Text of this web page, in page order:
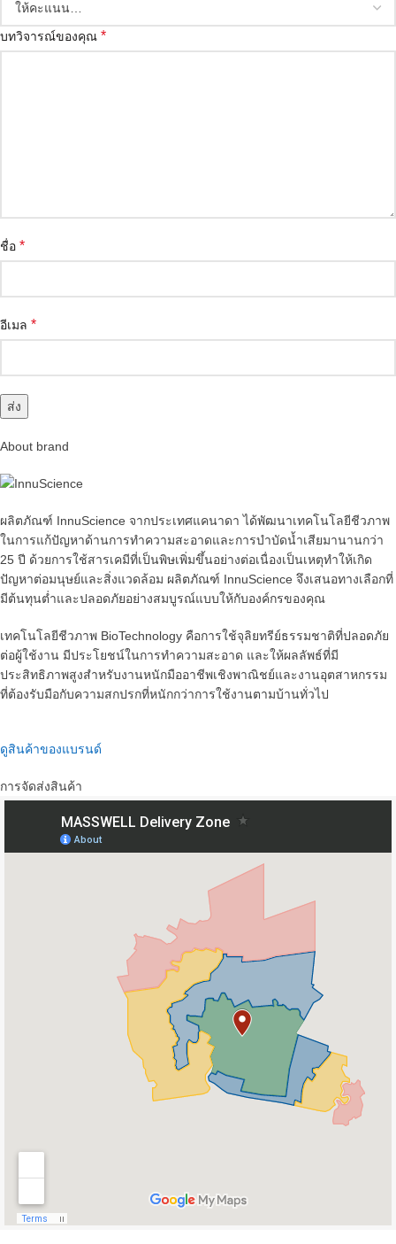
บทวิจารณ์ของคุณ *
ชื่อ *
อีเมล *
About brand
ผลิตภัณฑ์ InnuScience จากประเทศแคนาดา ได้พัฒนาเทคโนโลยีชีวภาพ
ในการแก้ปัญหาด้านการทำความสะอาดและการบำบัดน้ำเสียมานานกว่า
25 ปี ด้วยการใช้สารเคมีที่เป็นพิษเพิ่มขึ้นอย่างต่อเนื่องเป็นเหตุทำให้เกิด
ปัญหาต่อมนุษย์และสิ่งแวดล้อม ผลิตภัณฑ์ InnuScience จึงเสนอทางเลือกที่
มีต้นทุนต่ำและปลอดภัยอย่างสมบูรณ์แบบให้กับองค์กรของคุณ
เทคโนโลยีชีวภาพ BioTechnology คือการใช้จุลิยทรีย์ธรรมชาติที่ปลอดภัย
ต่อผู้ใช้งาน มีประโยชน์ในการทำความสะอาด และให้ผลลัพธ์ที่มี
ประสิทธิภาพสูงสำหรับงานหนักมืออาชีพเชิงพาณิชย์และงานอุตสาหกรรม
ที่ต้องรับมือกับความสกปรกที่หนักกว่าการใช้งานตามบ้านทั่วไป
ดูสินค้าของแบรนด์
การจัดส่งสินค้า